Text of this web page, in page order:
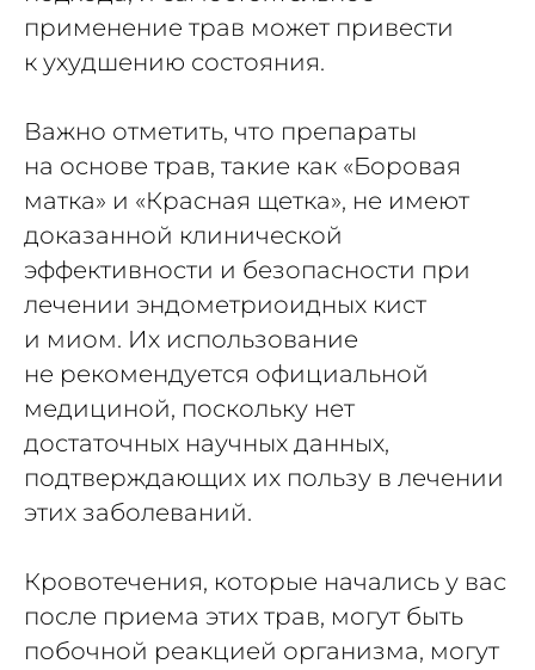
применение трав может привести
к ухудшению состояния.
Важно отметить, что препараты
на основе трав, такие как «Боровая
матка» и «Красная щетка», не имеют
доказанной клинической
эффективности и безопасности при
лечении эндометриоидных кист
и миом. Их использование
не рекомендуется официальной
медициной, поскольку нет
достаточных научных данных,
подтверждающих их пользу в лечении
этих заболеваний.
Кровотечения, которые начались у вас
после приема этих трав, могут быть
побочной реакцией организма, могут